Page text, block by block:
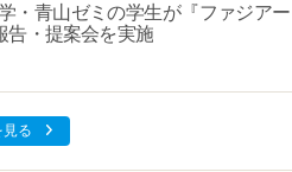
・青山ゼミの学生が『ファジアー
告・提案会を実施
る